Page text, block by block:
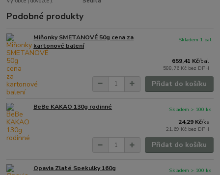
Podobné produkty
Miňonky SMETANOVÉ 50g cena za
kartonové balení
659,41 Kč/bal
588,76 Kč bez DPH
Skladem 1 bal
Přidat do košíku
BeBe KAKAO 130g rodinné
24,29 Kč/ks
21,69 Kč bez DPH
Skladem > 100 ks
Přidat do košíku
Opavia Zlaté Spekulky 160g
Skladem > 100 ks